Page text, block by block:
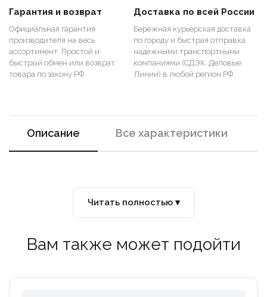
Гарантия и возврат
Официальная гарантия
производителя на весь
ассортимент. Простой и
быстрый обмен или возврат
товара по закону РФ.
Доставка по всей России
Бережная курьерская доставка
по городу и быстрая отправка
надежными транспортными
компаниями (СДЭК, Деловые
Линии) в любой регион РФ.
Описание Все характеристики
Читать полностью ▾
Вам также может подойти